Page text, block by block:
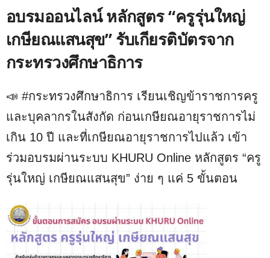
อบรมออนไลน์ หลักสูตร “ครูรุ่นใหญ่
เกษียณแสนสุข” รับเกียรติบัตรจาก
กระทรวงศึกษาธิการ
📣 #กระทรวงศึกษาธิการ เรียนเชิญข้าราชการครู
และบุคลากรในสังกัด ก่อนเกษียณอายุราชการไม่
เกิน 10 ปี และที่เกษียณอายุราชการไปแล้ว เข้า
ร่วมอบรมผ่านระบบ KHURU Online หลักสูตร “ครู
รุ่นใหญ่ เกษียณแสนสุข” ง่าย ๆ แค่ 5 ขั้นตอน